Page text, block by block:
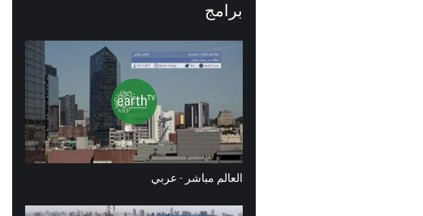
برامج
العالم مباشر - عربي